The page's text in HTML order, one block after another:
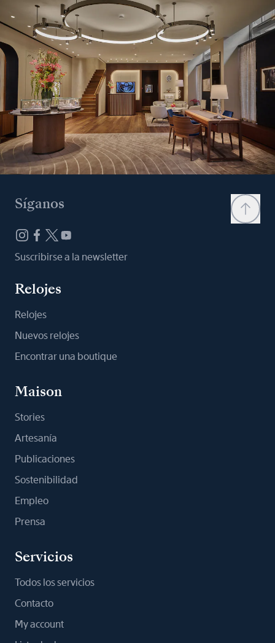
Síganos
Suscribirse a la newsletter
Relojes
Relojes
Nuevos relojes
Encontrar una boutique
Maison
Stories
Artesanía
Publicaciones
Sostenibilidad
Empleo
Prensa
Servicios
Todos los servicios
Contacto
My account